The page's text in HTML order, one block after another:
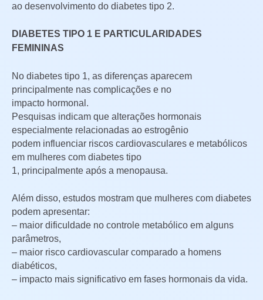
ao desenvolvimento do diabetes tipo 2.
DIABETES TIPO 1 E PARTICULARIDADES
FEMININAS
No diabetes tipo 1, as diferenças aparecem
principalmente nas complicações e no
impacto hormonal.
Pesquisas indicam que alterações hormonais
especialmente relacionadas ao estrogênio
podem influenciar riscos cardiovasculares e metabólicos
em mulheres com diabetes tipo
1, principalmente após a menopausa.
Além disso, estudos mostram que mulheres com diabetes
podem apresentar:
– maior dificuldade no controle metabólico em alguns
parâmetros,
– maior risco cardiovascular comparado a homens
diabéticos,
– impacto mais significativo em fases hormonais da vida.